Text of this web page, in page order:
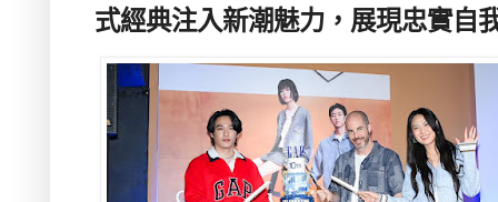
式經典注入新潮魅力，展現忠實自